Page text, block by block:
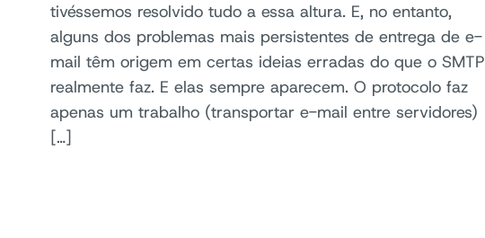
tivéssemos resolvido tudo a essa altura. E, no entanto,
alguns dos problemas mais persistentes de entrega de e-
mail têm origem em certas ideias erradas do que o SMTP
realmente faz. E elas sempre aparecem. O protocolo faz
apenas um trabalho (transportar e-mail entre servidores)
[…]